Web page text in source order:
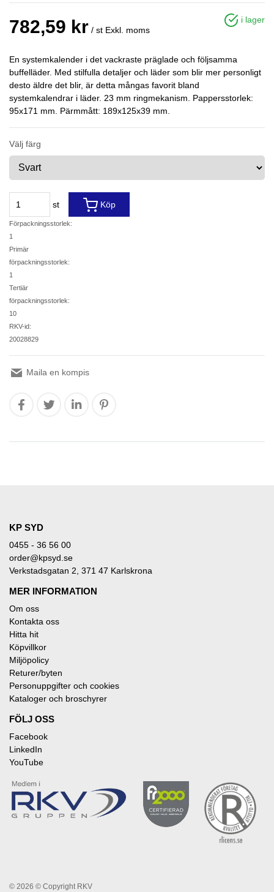
782,59 kr / st Exkl. moms
i lager
En systemkalender i det vackraste präglade och följsamma
buffelläder. Med stilfulla detaljer och läder som blir mer personligt
desto äldre det blir, är detta mångas favorit bland
systemkalendrar i läder. 23 mm ringmekanism. Pappersstorlek:
95x171 mm. Pärmmått: 189x125x39 mm.
Välj färg
st
Förpackningsstorlek:
1
Primär
förpackningsstorlek:
1
Tertiär
förpackningsstorlek:
10
RKV-id:
20028829
Köp
Maila en kompis
KP SYD
0455 - 36 56 00
order@kpsyd.se
Verkstadsgatan 2, 371 47 Karlskrona
MER INFORMATION
Om oss
Kontakta oss
Hitta hit
Köpvillkor
Miljöpolicy
Returer/byten
Personuppgifter och cookies
Kataloger och broschyrer
FÖLJ OSS
Facebook
LinkedIn
YouTube
© 2026 © Copyright RKV